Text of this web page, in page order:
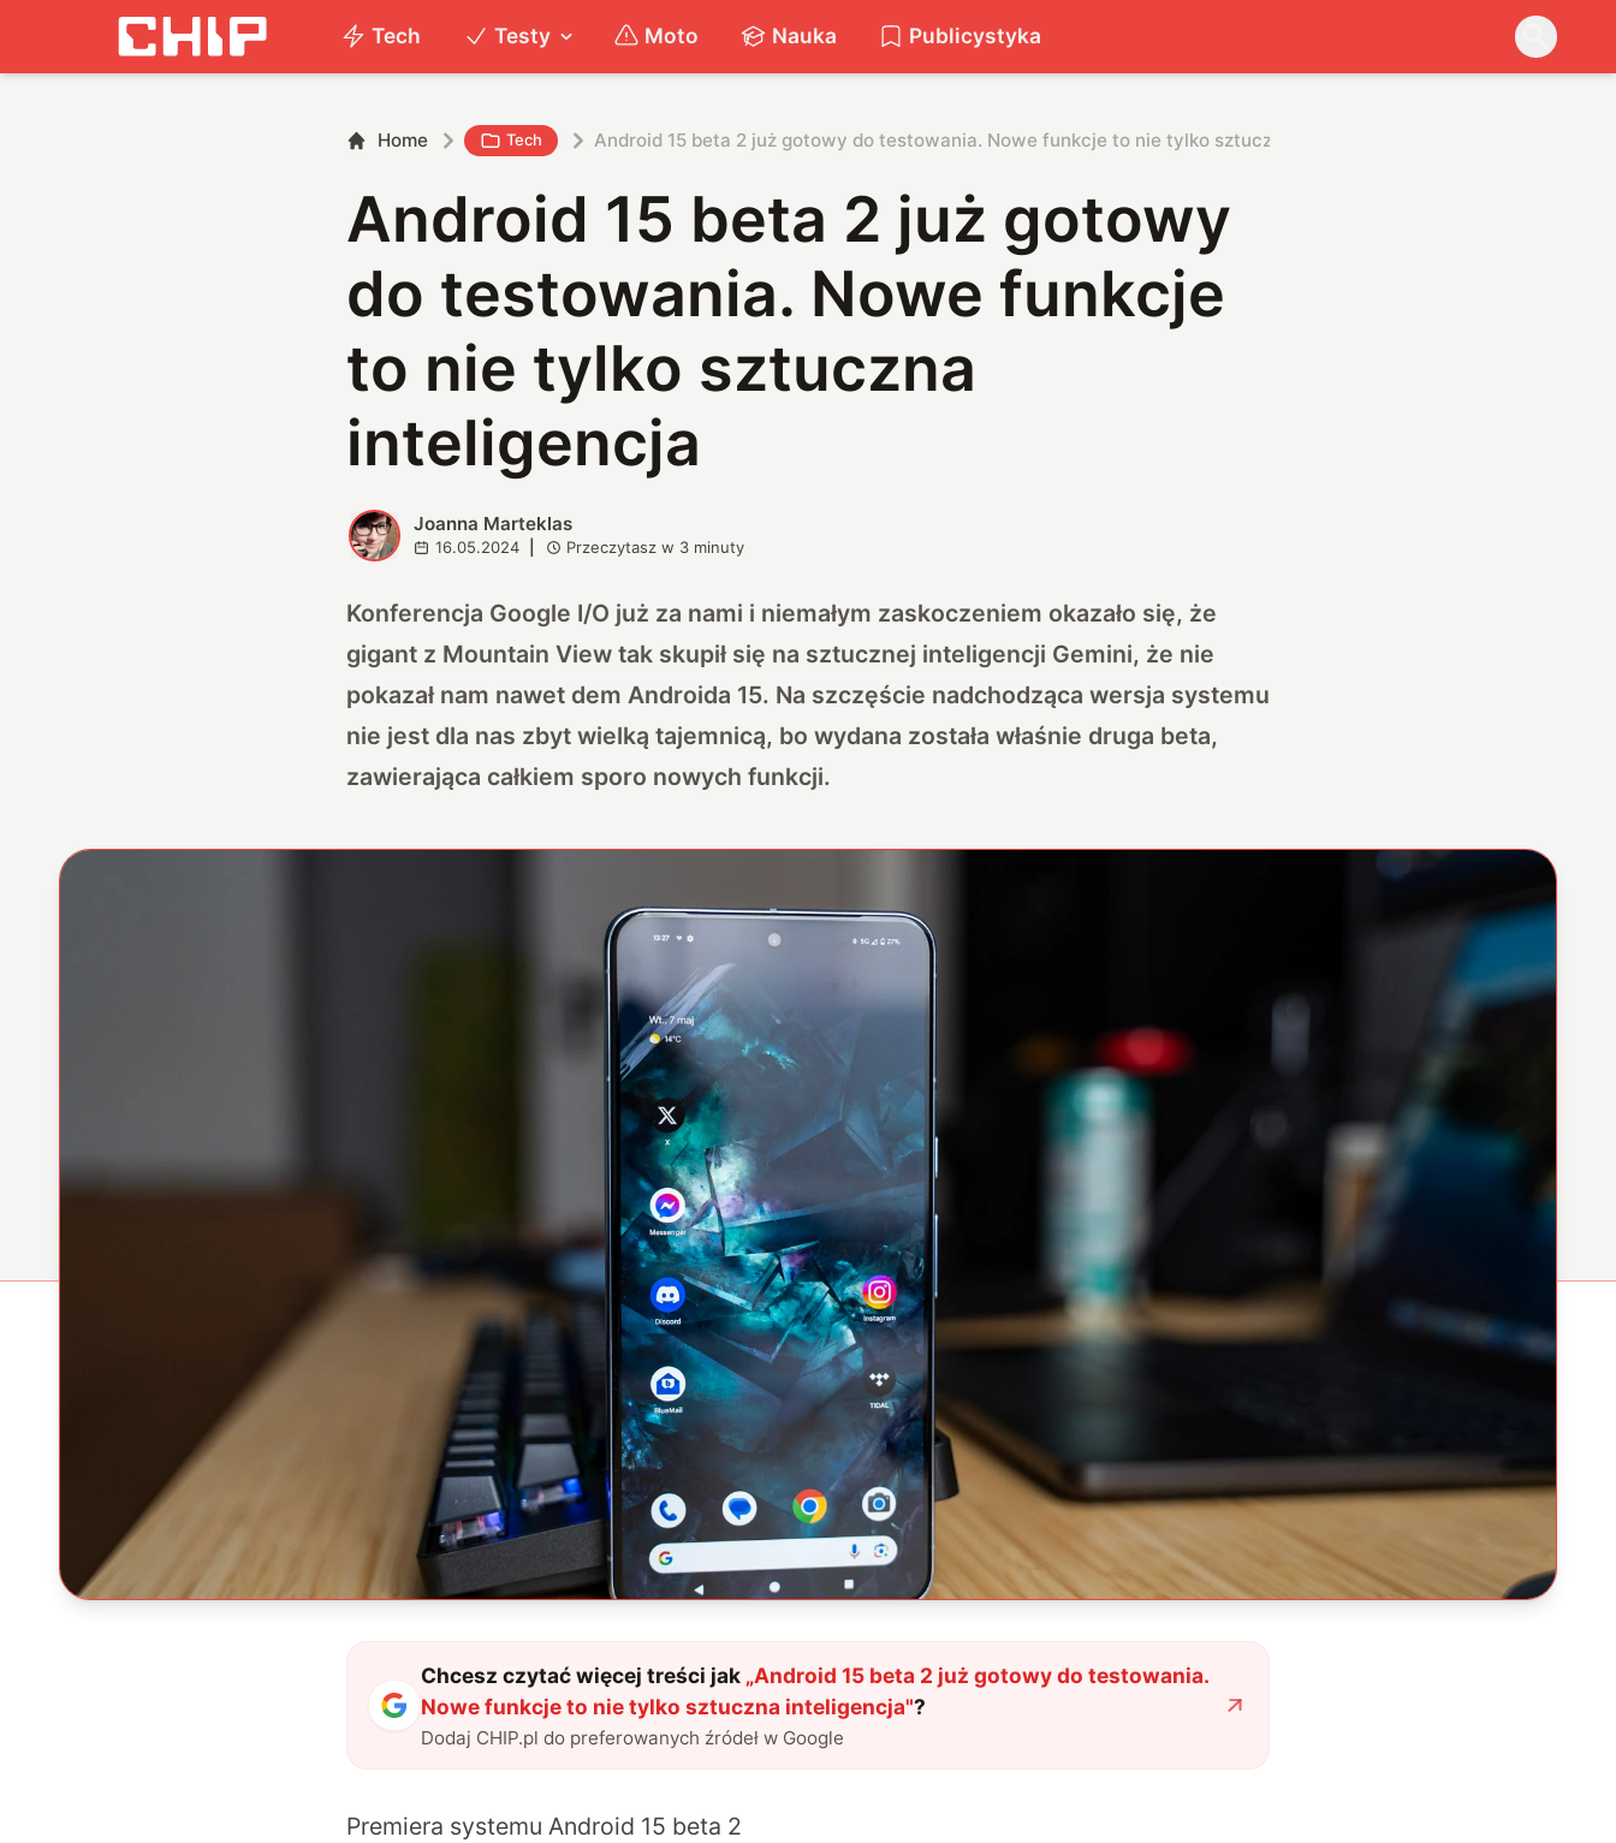
Tech Testy Moto Nauka Publicystyka
Home Tech Android 15 beta 2 już gotowy do testowania. Nowe funkcje to nie tylko sztuczna inteligencja
Android 15 beta 2 już gotowy
do testowania. Nowe funkcje
to nie tylko sztuczna
inteligencja
J Joanna Marteklas
16.05.2024 Przeczytasz w 3 minuty
Konferencja Google I/O już za nami i niemałym zaskoczeniem okazało się, że
gigant z Mountain View tak skupił się na sztucznej inteligencji Gemini, że nie
pokazał nam nawet dem Androida 15. Na szczęście nadchodząca wersja systemu
nie jest dla nas zbyt wielką tajemnicą, bo wydana została właśnie druga beta,
zawierająca całkiem sporo nowych funkcji.
Chcesz czytać więcej treści jak „Android 15 beta 2 już gotowy do testowania.
Nowe funkcje to nie tylko sztuczna inteligencja"?
Dodaj CHIP.pl do preferowanych źródeł w Google
Premiera systemu Android 15 beta 2